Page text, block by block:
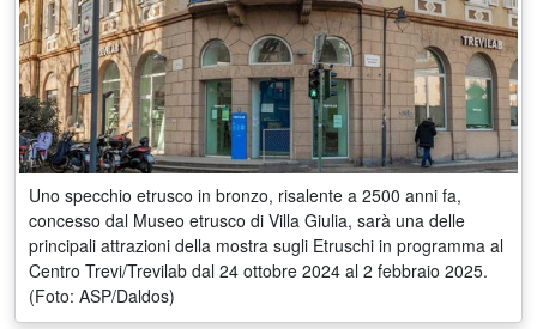
Uno specchio etrusco in bronzo, risalente a 2500 anni fa,
concesso dal Museo etrusco di Villa Giulia, sarà una delle
principali attrazioni della mostra sugli Etruschi in programma al
Centro Trevi/Trevilab dal 24 ottobre 2024 al 2 febbraio 2025.
(Foto: ASP/Daldos)